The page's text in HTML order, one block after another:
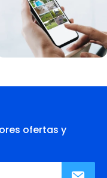
ofertas y